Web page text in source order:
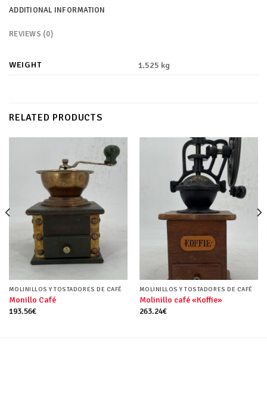
ADDITIONAL INFORMATION
REVIEWS (0)
WEIGHT 1.525 kg
RELATED PRODUCTS
MOLINILLOS Y TOSTADORES DE CAFÉ
Monillo Café
193.56€
MOLINILLOS Y TOSTADORES DE CAFÉ
Molinillo café «Koffie»
263.24€